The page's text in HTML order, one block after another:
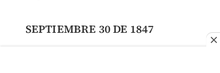
SEPTIEMBRE 30 DE 1847